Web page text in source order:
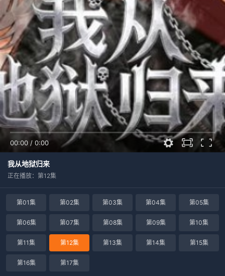
00:00 / 0:00
我从地狱归来
正在播放：第12集
第01集 第02集 第03集 第04集 第05集
第06集 第07集 第08集 第09集 第10集
第11集 第12集 第13集 第14集 第15集
第16集 第17集